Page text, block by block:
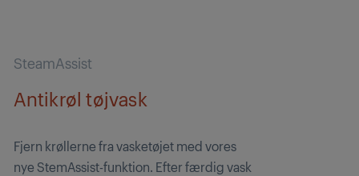
SteamAssist
Antikrøl tøjvask
Fjern krøllerne fra vasketøjet med vores
nye StemAssist-funktion. Efter færdig vask